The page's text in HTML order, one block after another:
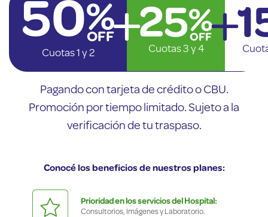
50%
OFF
Cuotas 1 y 2
25%
OFF
Cuotas 3 y 4
Pagando con tarjeta de crédito o CBU.
Promoción por tiempo limitado. Sujeto a la
verificación de tu traspaso.
Conocé los beneficios de nuestros planes:
Prioridad en los servicios del Hospital:
Consultorios, Imágenes y Laboratorio.